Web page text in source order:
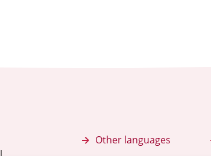
Other languages